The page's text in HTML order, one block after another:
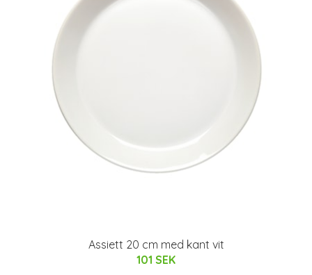
Assiett 20 cm med kant vit
101 SEK